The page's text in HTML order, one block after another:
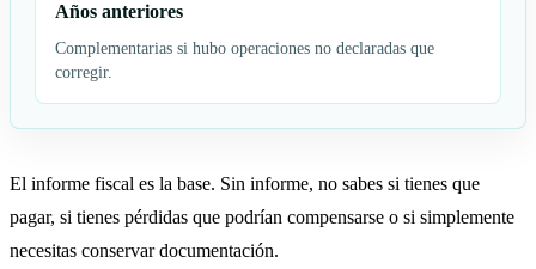
Años anteriores
Complementarias si hubo operaciones no declaradas que
corregir.
El informe fiscal es la base. Sin informe, no sabes si tienes que
pagar, si tienes pérdidas que podrían compensarse o si simplemente
necesitas conservar documentación.